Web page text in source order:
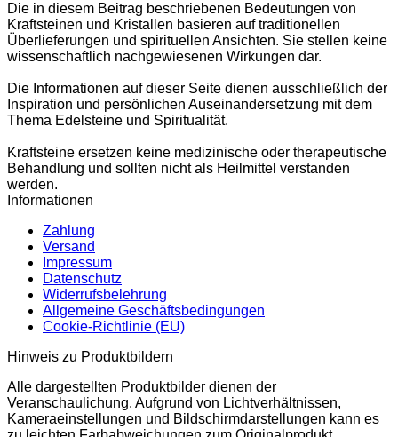
Die in diesem Beitrag beschriebenen Bedeutungen von
Kraftsteinen und Kristallen basieren auf traditionellen
Überlieferungen und spirituellen Ansichten. Sie stellen keine
wissenschaftlich nachgewiesenen Wirkungen dar.
Die Informationen auf dieser Seite dienen ausschließlich der
Inspiration und persönlichen Auseinandersetzung mit dem
Thema Edelsteine und Spiritualität.
Kraftsteine ersetzen keine medizinische oder therapeutische
Behandlung und sollten nicht als Heilmittel verstanden
werden.
Informationen
Zahlung
Versand
Impressum
Datenschutz
Widerrufsbelehrung
Allgemeine Geschäftsbedingungen
Cookie-Richtlinie (EU)
Hinweis zu Produktbildern
Alle dargestellten Produktbilder dienen der
Veranschaulichung. Aufgrund von Lichtverhältnissen,
Kameraeinstellungen und Bildschirmdarstellungen kann es